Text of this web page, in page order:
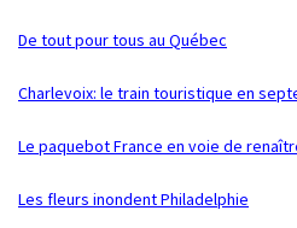
De tout pour tous au Québec
Charlevoix: le train touristique en
Le paquebot France en voie de
Les fleurs inondent Philadelphie